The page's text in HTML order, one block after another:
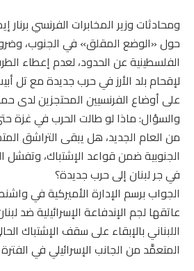
ومحادثات وزير المخابرات الفرنسي
حول «الوضع المقلق» في الجنوب،
الفلسطينية عن الحدود، لعدم إعطاء
لإقحام بلد الأرز في حرب جديدة مع تل
على أوضاع الفرنسيين المحتجزين لدى
والسؤال: ماذا لو طالت الحرب في غزة
من العام الجديد، هل يبقى التراشق
الجنوبية ضمن قواعد الإشتباك، وتفشل
في جر لبنان إلى حرب جديدة؟
الجواب برسم الإدارة الأميركية في
عاتقها لجم الإندفاعة الإسرائيلية ضد
اللبناني بالإبقاء على سقف الإشتباك
المتعمَّد من الجانب الإسرائيلي في الفترة